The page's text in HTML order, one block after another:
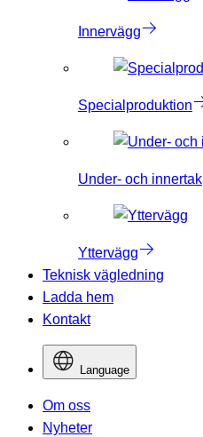
Innervägg
Specialproduktion
Under- och innertak
Yttervägg
Teknisk vägledning
Ladda hem
Kontakt
Language
Om oss
Nyheter